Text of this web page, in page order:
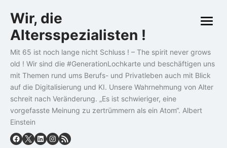
to
content
Wir, die
Altersspezialisten !
Mit 65 ist noch lange nicht Schluss ! – The spirit never grows
old ! Wir sind die #GenerationLochkarte und beschäftigen uns
mit Themen rund ums Berufs- und Privatleben auch mit Blick
auf die Digitalisierung und KI. Unsere Wahrnehmung von Alter
schreit nach Veränderung. „Es ist schwieriger, eine
vorgefasste Meinung zu zertrümmern als ein Atom“. Albert
Einstein
open